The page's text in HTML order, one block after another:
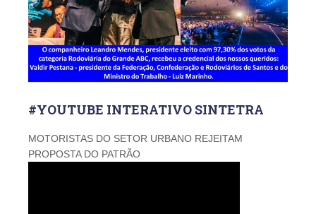
#YOUTUBE INTERATIVO SINTETRA
MOTORISTAS DO SETOR URBANO REJEITAM
PROPOSTA DO PATRÃO